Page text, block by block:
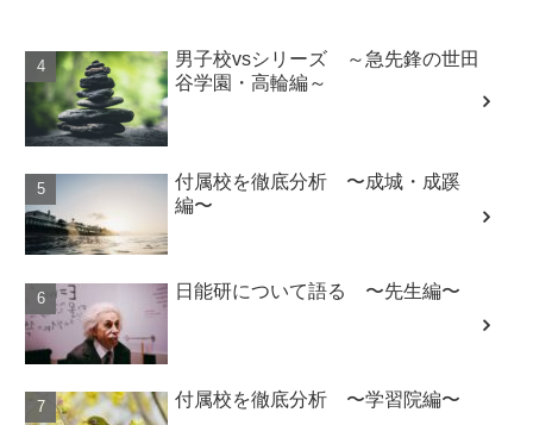
男子校vsシリーズ ～急先鋒の世田
谷学園・高輪編～
付属校を徹底分析 〜成城・成蹊
編〜
日能研について語る 〜先生編〜
付属校を徹底分析 〜学習院編〜